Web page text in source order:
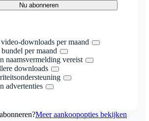
Nu abonneren
downloads per maand
per maand
naamsvermelding vereist
downloads
advertenties
Meer aankoopopties bekijken